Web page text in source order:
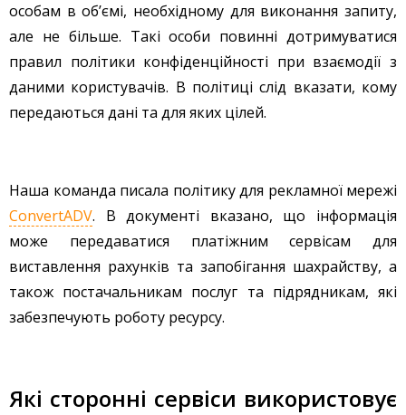
особам в об’ємі, необхідному для виконання запиту,
але не більше. Такі особи повинні дотримуватися
правил політики конфіденційності при взаємодії з
даними користувачів. В політиці слід вказати, кому
передаються дані та для яких цілей.
Наша команда писала політику для рекламної мережі
ConvertADV. В документі вказано, що інформація
може передаватися платіжним сервісам для
виставлення рахунків та запобігання шахрайству, а
також постачальникам послуг та підрядникам, які
забезпечують роботу ресурсу.
Які сторонні сервіси використовує